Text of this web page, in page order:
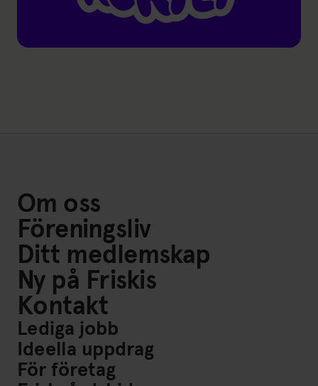
Om oss
Föreningsliv
Ditt medlemskap
Ny på Friskis
Kontakt
Lediga jobb
Ideella uppdrag
För företag